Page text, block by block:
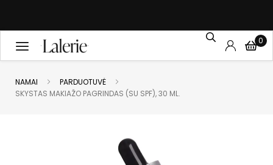
0
NAMAI
PARDUOTUVĖ
SKYSTAS MAKIAŽO PAGRINDAS (SU SPF), 30 ML.